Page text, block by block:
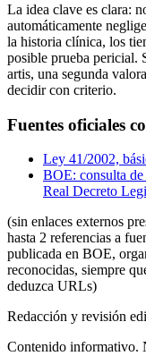
La idea clave es clara:
automáticamente
la historia clínica, los
posible prueba pericial.
artis, una segunda
decidir con criterio.
Fuentes oficiales
Ley 41/2002,
BOE: consulta
Real Decreto
(sin enlaces externos
hasta 2 referencias a
publicada en BOE,
reconocidas, siempre
deduzca URLs)
Redacción y revisión
Contenido informativo.